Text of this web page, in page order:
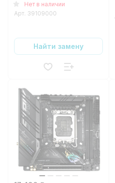
Нет в наличии
Арт. 39109000
Найти замену